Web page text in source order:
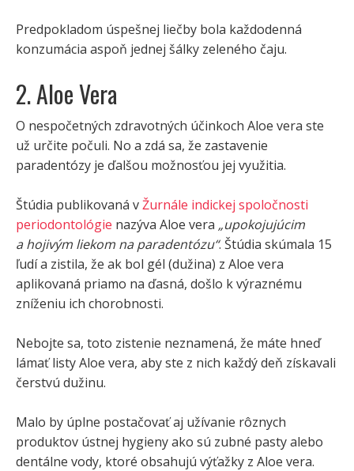
Predpokladom úspešnej liečby bola každodenná
konzumácia aspoň jednej šálky zeleného čaju.
2. Aloe Vera
O nespočetných zdravotných účinkoch Aloe vera ste
už určite počuli. No a zdá sa, že zastavenie
paradentózy je ďalšou možnosťou jej využitia.
Štúdia publikovaná vŽurnále indickej spoločnosti
periodontológie nazýva Aloe vera „upokojujúcim
a hojivým liekom na paradentózu“. Štúdia skúmala 15
ľudí a zistila, že ak bol gél (dužina) z Aloe vera
aplikovaná priamo na ďasná, došlo k výraznému
zníženiu ich chorobnosti.
Nebojte sa, toto zistenie neznamená, že máte hneď
lámať listy Aloe vera, aby ste z nich každý deň získavali
čerstvú dužinu.
Malo by úplne postačovať aj užívanie rôznych
produktov ústnej hygieny ako sú zubné pasty alebo
dentálne vody, ktoré obsahujú výťažky z Aloe vera.